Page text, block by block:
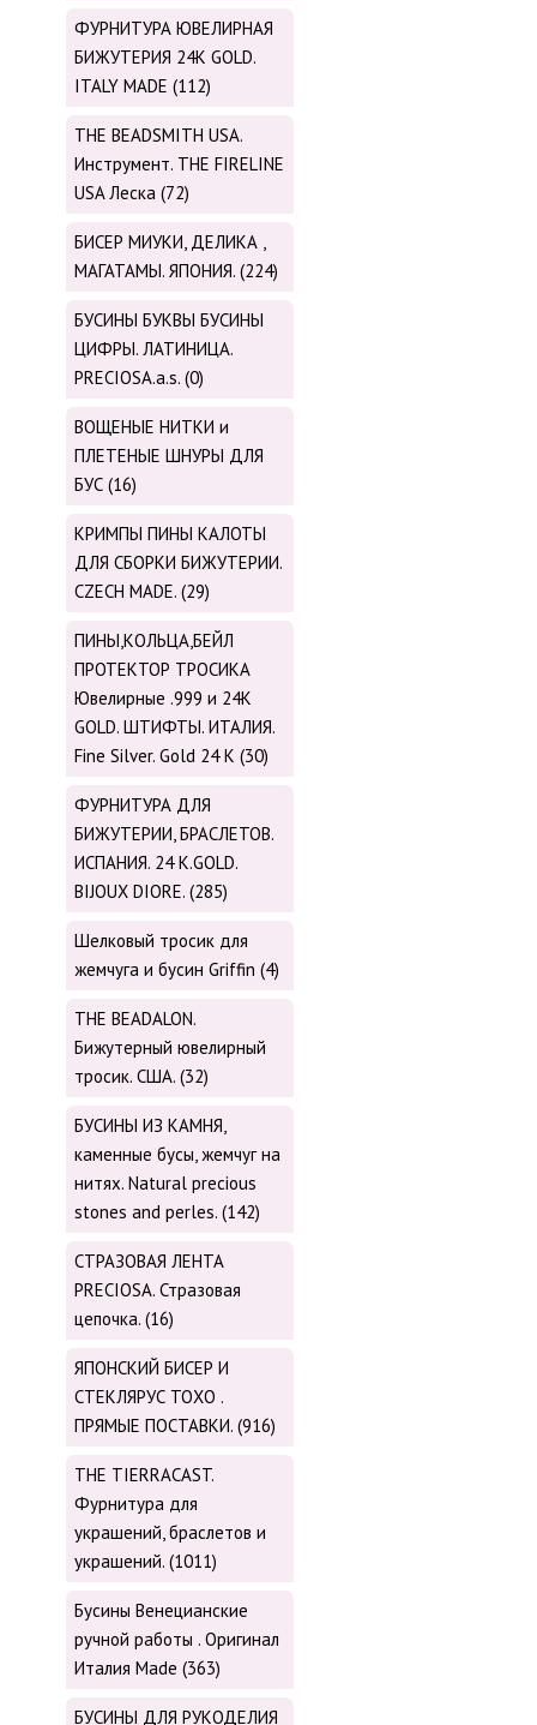
ФУРНИТУРА ЮВЕЛИРНАЯ
БИЖУТЕРИЯ 24К GOLD.
ITALY MADE (112)
THE BEADSMITH USA.
Инструмент. THE FIRELINE
USA Леска (72)
БИСЕР МИУКИ, ДЕЛИКА ,
МАГАТАМЫ. ЯПОНИЯ. (224)
БУСИНЫ БУКВЫ БУСИНЫ
ЦИФРЫ. ЛАТИНИЦА.
PRECIOSA.a.s. (0)
ВОЩЕНЫЕ НИТКИ и
ПЛЕТЕНЫЕ ШНУРЫ ДЛЯ
БУС (16)
КРИМПЫ ПИНЫ КАЛОТЫ
ДЛЯ СБОРКИ БИЖУТЕРИИ.
CZECH MADE. (29)
ПИНЫ,КОЛЬЦА,БЕЙЛ
ПРОТЕКТОР ТРОСИКА
Ювелирные .999 и 24К
GOLD. ШТИФТЫ. ИТАЛИЯ.
Fine Silver. Gold 24 K (30)
ФУРНИТУРА ДЛЯ
БИЖУТЕРИИ, БРАСЛЕТОВ.
ИСПАНИЯ. 24 K.GOLD.
BIJOUX DIORE. (285)
Шелковый тросик для
жемчуга и бусин Griffin (4)
THE BEADALON.
Бижутерный ювелирный
тросик. США. (32)
БУСИНЫ ИЗ КАМНЯ,
каменные бусы, жемчуг на
нитях. Natural precious
stones and perles. (142)
СТРАЗОВАЯ ЛЕНТА
PRECIOSA. Стразовая
цепочка. (16)
ЯПОНСКИЙ БИСЕР И
СТЕКЛЯРУС TOХО .
ПРЯМЫЕ ПОСТАВКИ. (916)
THE TIERRACAST.
Фурнитура для
украшений, браслетов и
украшений. (1011)
Бусины Венецианские
ручной работы . Оригинал
Италия Made (363)
БУСИНЫ ДЛЯ РУКОДЕЛИЯ